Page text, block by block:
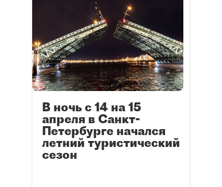
В ночь с 14 на 15
апреля в Санкт-
Петербурге начался
летний туристический
сезон